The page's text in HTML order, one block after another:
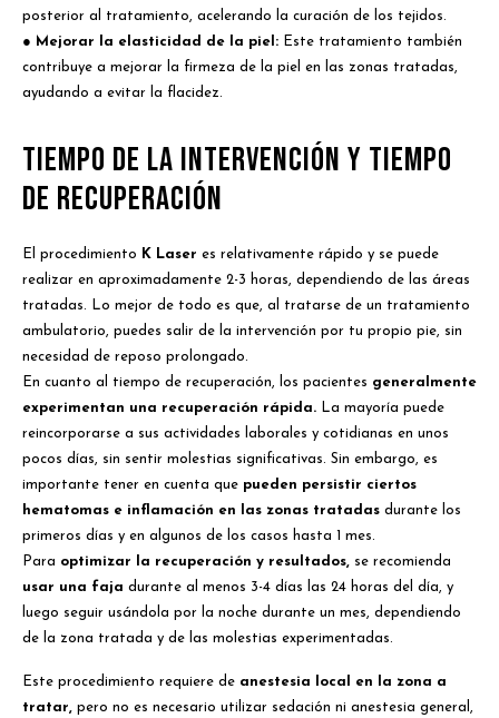
posterior al tratamiento, acelerando la curación de los tejidos.
● Mejorar la elasticidad de la piel: Este tratamiento también
contribuye a mejorar la firmeza de la piel en las zonas tratadas,
ayudando a evitar la flacidez.
Tiempo de la Intervención y Tiempo
de Recuperación
El procedimiento K Laser es relativamente rápido y se puede
realizar en aproximadamente 2-3 horas, dependiendo de las áreas
tratadas. Lo mejor de todo es que, al tratarse de un tratamiento
ambulatorio, puedes salir de la intervención por tu propio pie, sin
necesidad de reposo prolongado.
En cuanto al tiempo de recuperación, los pacientes generalmente
experimentan una recuperación rápida. La mayoría puede
reincorporarse a sus actividades laborales y cotidianas en unos
pocos días, sin sentir molestias significativas. Sin embargo, es
importante tener en cuenta que pueden persistir ciertos
hematomas e inflamación en las zonas tratadas durante los
primeros días y en algunos de los casos hasta 1 mes.
Para optimizar la recuperación y resultados, se recomienda
usar una faja durante al menos 3-4 días las 24 horas del día, y
luego seguir usándola por la noche durante un mes, dependiendo
de la zona tratada y de las molestias experimentadas.
Este procedimiento requiere de anestesia local en la zona a
tratar,
pero no es necesario utilizar sedación ni anestesia general,